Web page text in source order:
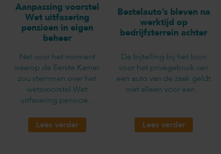
Aanpassing voorstel
Wet uitfasering
pensioen in eigen
beheer
Net voor het moment
waarop de Eerste Kamer
zou stemmen over het
wetsvoorstel Wet
uitfasering pensioe...
Lees verder
Bestelauto’s bleven na
werktijd op
bedrijfsterrein achter
De bijtelling bij het loon
voor het privégebruik van
een auto van de zaak geldt
niet alleen voor een...
Lees verder